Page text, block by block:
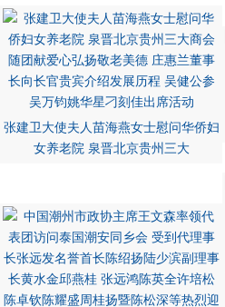
张建卫大使夫人苗海燕女士慰问华侨妇
女养老院 泉晋北京贵州三大